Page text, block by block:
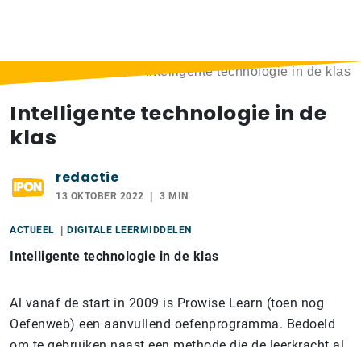
Intelligente technologie in de klas
Intelligente technologie in de
klas
redactie
13 OKTOBER 2022 3 MIN
ACTUEEL DIGITALE LEERMIDDELEN
Intelligente technologie in de klas
Al vanaf de start in 2009 is Prowise Learn (toen nog
Oefenweb) een aanvullend oefenprogramma. Bedoeld